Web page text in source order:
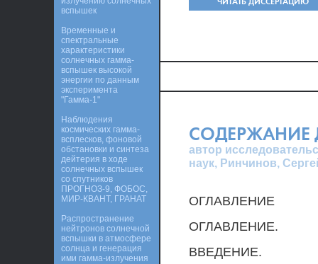
СОДЕРЖАНИЕ
автор
наук, Ринчинов,
ОГЛАВЛЕНИЕ
ОГЛАВЛЕНИЕ.
ВВЕДЕНИЕ.
вспышек
Временные и
спектральные
характеристики
солнечных гамма-
вспышек высокой
энергии по данным
эксперимента
"Гамма-1"
Наблюдения
космических гамма-
всплесков, фоновой
обстановки и синтеза
дейтерия в ходе
солнечных вспышек
со спутников
ПРОГНОЗ-9, ФОБОС,
МИР-КВАНТ, ГРАНАТ
Распространение
нейтронов солнечной
вспышки в атмосфере
солнца и генерация
ими гамма-излучения